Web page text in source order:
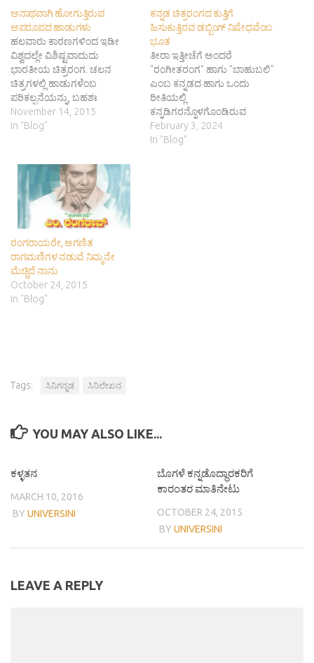
ಅನಾಥವಾಗಿ ಹೋಗುತ್ತಿರುವ
ಅಪರೂಪದ ಹಾಡುಗಳು
ಹಲವಾರು ಕಾರಣಗಳಿಂದ ಇಡೀ
ವಿಶ್ವದಲ್ಲೇ ವಿಶಿಷ್ಟವಾದುದು
ಭಾರತೀಯ ಚಿತ್ರರಂಗ. ಚಲನ
ಚಿತ್ರಗಳಲ್ಲಿ ಹಾಡುಗಳೆಂಬ
ಪರಿಕಲ್ಪನೆಯನ್ನು, ಬಹಶಃ
ಭಾರತದಂಥಹ ಕೆಲವೇ ಕೆಲವು
ದೇಶಗಳಲ್ಲಿ ಮಾತ್ರ ಕಾಣಲು ಸಾಧ್ಯ.
ಒಂದು ಭಾಗವಾಗಿ
ಬೆರೆತುಹೋಗುತ್ತದೆ. ಕೆಲವೊಮ್ಮೆ
ಹಾಡುಗಳಿಂದಲೇ ಒಂದು ಚಿತ್ರದ,
ಸನ್ನಿವೇಶದ, ಪಾತ್ರದ
ಪರಿಚಯವಾಗಿಹೋಗುತ್ತದೆ.
ಮಾತುಗಳಲ್ಲೇ ಎಲ್ಲವನ್ನೂ ಹೇಳಲು
ಹಲವಾರು ಸಾರಿ ಸಾಧ್ಯವಾಗುವಿದಿಲ್ಲ.
ಅಂಥಹ ಸಂದರ್ಭಗಳಲ್ಲೆಲ್ಲಾ
ಹಾಡುಗಳು ಬಹಳ
ಪರಿಣಾಮಕಾರಿಯಾಗಿ ಪ್ರೇಕ್ಷಕನಿಗೆ
ಸಿನಿಮಾವನ್ನು ತಲುಪಿಸುವಲ್ಲಿ
November 14, 2015
In "Blog"
ಕನ್ನಡ ಚಿತ್ರರಂಗದ ಕುತ್ತಿಗೆ
ಹಿಸುಕುತ್ತಿರವ ಡಬ್ಬಿಂಗ್ ನಿಷೇಧವೆಂಬ
ಭೂತ
ತೀರಾ ಇತ್ತೀಚೆಗೆ ಅಂದರೆ
"ರಂಗೀತರಂಗ" ಹಾಗು "ಬಾಹುಬಲಿ"
ಎಂಬ ಕನ್ನಡದ ಹಾಗು ಒಂದು
ರೀತಿಯಲ್ಲಿ
ಕನ್ನಡಿಗರನ್ನೊಳಗೊಂಡಿರುವ
ತೆಲುಗಿನ ಚಿತ್ರಗಳು
ಚಿತ್ರಮಂದಿರಕ್ಕಾಗಿ ನಡೆಸಿದ
February 3, 2024
In "Blog"
ರಂಗರಾಯರೇ, ಅಗಣಿತ
ರಾಗಮಣಿಗಳ ನಡುವೆ ನಿಮ್ಮನೇ
ಮೆಚ್ಚಿದೆ ನಾನು
October 24, 2015
In "Blog"
Tags: ಸಿನಿಗನ್ನಡ ಸಿನಿಲೇಖನ
YOU MAY ALSO LIKE...
ಕಳ್ಳತನ
MARCH 10, 2016
BY UNIVERSINI
ಬೊಗಳೆ ಕನ್ನಡೊದ್ಧಾರಕರಿಗೆ
ಕಾರಂತರ ಮಾತಿನೇಟು
OCTOBER 24, 2015
BY UNIVERSINI
LEAVE A REPLY